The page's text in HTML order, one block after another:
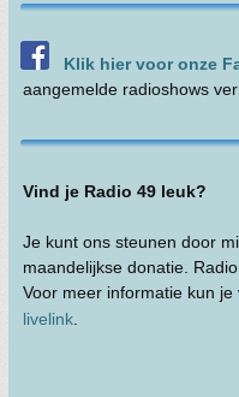
Klik hier voor onze
aangemelde radioshows
Vind je Radio 49 leuk?
Je kunt ons steunen door
maandelijkse donatie.
Voor meer informatie kun
livelink